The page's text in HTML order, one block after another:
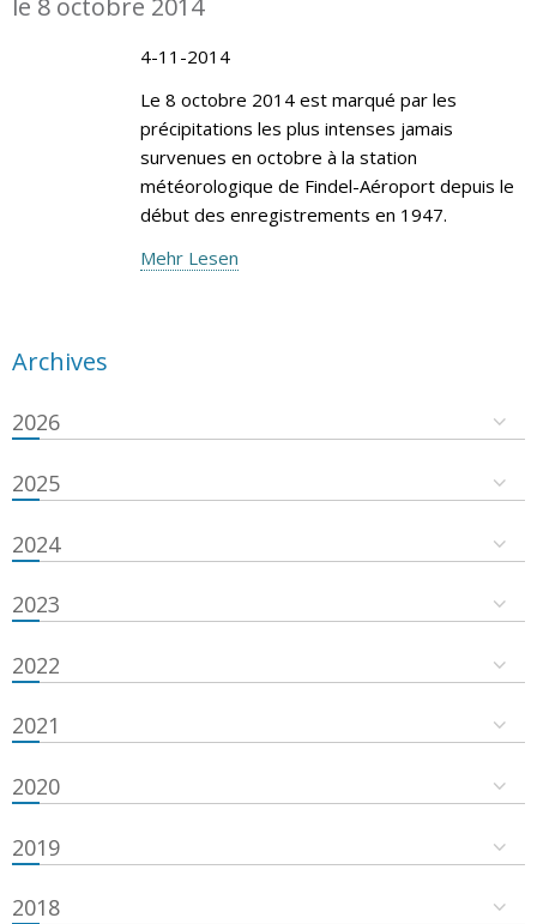
4-11-2014
Le 8 octobre 2014 est marqué par les
précipitations les plus intenses jamais
survenues en octobre à la station
météorologique de Findel-Aéroport depuis le
début des enregistrements en 1947.
Mehr Lesen
Archives
2026
2025
2024
2023
2022
2021
2020
2019
2018